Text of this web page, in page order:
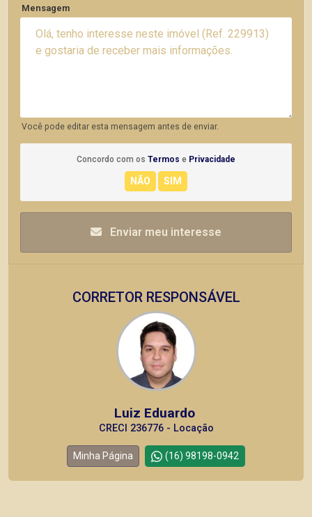
Mensagem
Você pode editar esta mensagem antes de enviar.
Concordo com os Termos e Privacidade
Enviar meu interesse
CORRETOR RESPONSÁVEL
Luiz Eduardo
CRECI 236776 - Locação
Minha Página (16) 98198-0942